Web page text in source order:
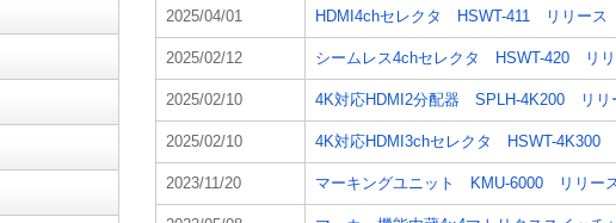
2025/04/01 HDMI4chセレクタ HSWT-411 リリース
2025/02/12 シームレス4chセレクタ HSWT-420 リ
2025/02/10 4K対応HDMI2分配器 SPLH-4K200 リリ
2025/02/10 4K対応HDMI3chセレクタ HSWT-4K300
2023/11/20 マーキングユニット KMU-6000 リリー